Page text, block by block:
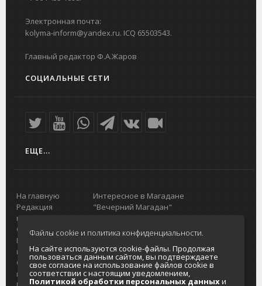
Электронная почта:
kolyma-inform@yandex.ru. ICQ 65503543.
Главный редактор Ф.А.Жаров
СОЦИАЛЬНЫЕ СЕТИ
ЕЩЕ...
На главную
Редакция
портала
О проекте
Реклама на
портале
Отзывы и
предложения
Интересное в Магадане
"Вечерний Магадан"
Реклама
Главный туристический портал
Колымы
Политика в отношении обработки
персональных данных
Файлы cookie и политика конфиденциальности.
На сайте используются cookie-файлы. Продолжая
пользоваться данным сайтом, вы подтверждаете
свое согласие на использование файлов cookie в
соответствии с настоящим уведомлением,
Политикой обработки персональных данныхи